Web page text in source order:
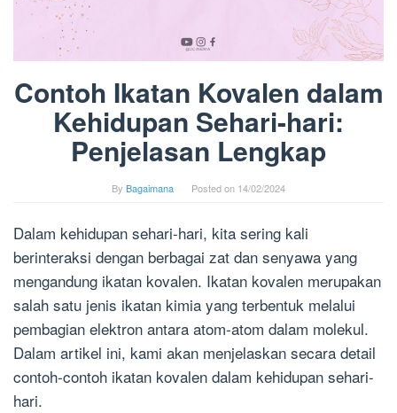
Contoh Ikatan Kovalen dalam
Kehidupan Sehari-hari:
Penjelasan Lengkap
By Bagaimana Posted on 14/02/2024
Dalam kehidupan sehari-hari, kita sering kali
berinteraksi dengan berbagai zat dan senyawa yang
mengandung ikatan kovalen. Ikatan kovalen merupakan
salah satu jenis ikatan kimia yang terbentuk melalui
pembagian elektron antara atom-atom dalam molekul.
Dalam artikel ini, kami akan menjelaskan secara detail
contoh-contoh ikatan kovalen dalam kehidupan sehari-
hari.